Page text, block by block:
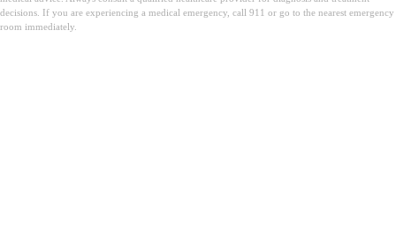
decisions. If you are experiencing a medical emergency, call 911 or go to the nearest emergency
room immediately.